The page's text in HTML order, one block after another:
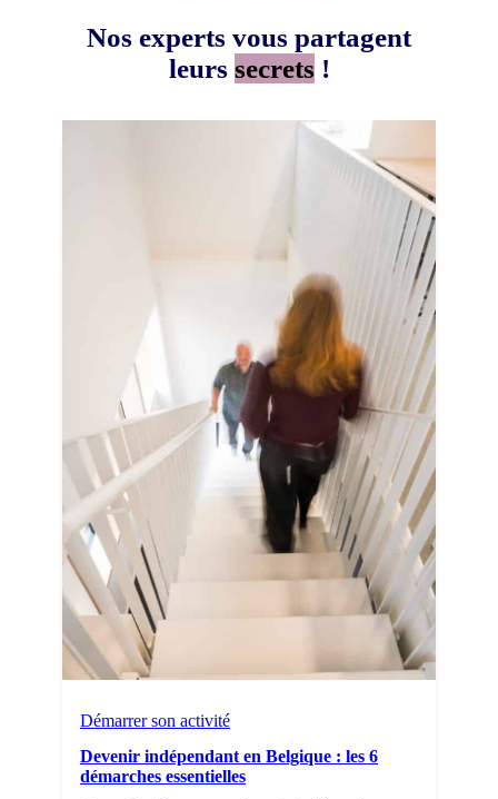
Nos experts vous partagent
leurs secrets !
Démarrer son activité
Devenir indépendant en Belgique : les 6
démarches essentielles